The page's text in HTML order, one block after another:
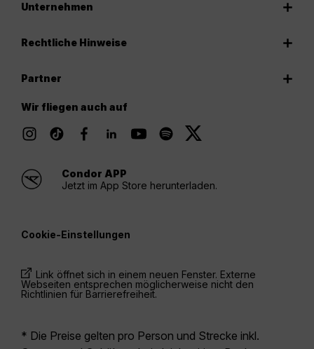
Unternehmen
Rechtliche Hinweise
Partner
Wir fliegen auch auf
Condor APP
Jetzt im App Store herunterladen.
Cookie-Einstellungen
Link öffnet sich in einem neuen Fenster. Externe
Webseiten entsprechen möglicherweise nicht den
Richtlinien für Barrierefreiheit.
* Die Preise gelten pro Person und Strecke inkl.